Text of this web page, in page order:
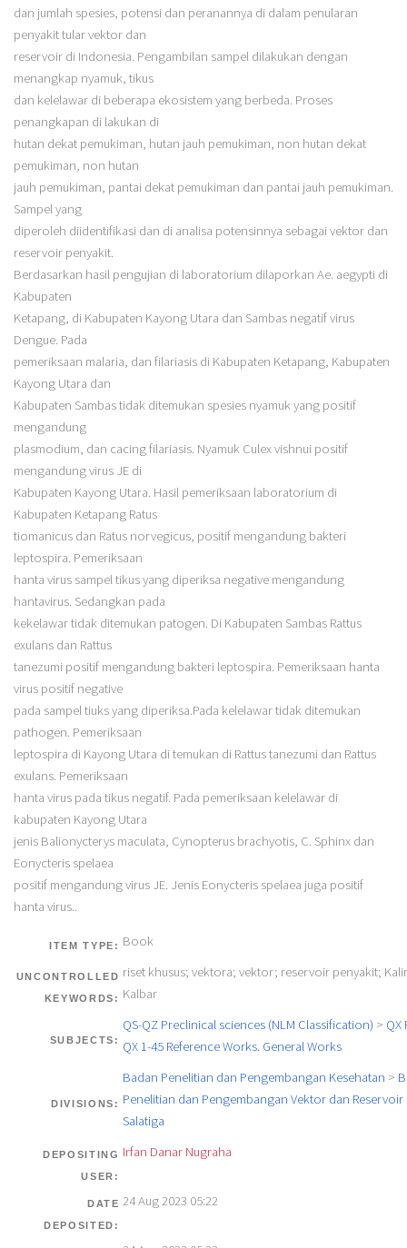
dan jumlah spesies, potensi dan peranannya di dalam penularan
penyakit tular vektor dan
reservoir di Indonesia. Pengambilan sampel dilakukan dengan
menangkap nyamuk, tikus
dan kelelawar di beberapa ekosistem yang berbeda. Proses
penangkapan di lakukan di
hutan dekat pemukiman, hutan jauh pemukiman, non hutan dekat
pemukiman, non hutan
jauh pemukiman, pantai dekat pemukiman dan pantai jauh pemukiman.
Sampel yang
diperoleh diidentifikasi dan di analisa potensinnya sebagai vektor dan
reservoir penyakit.
Berdasarkan hasil pengujian di laboratorium dilaporkan Ae. aegypti di
Kabupaten
Ketapang, di Kabupaten Kayong Utara dan Sambas negatif virus
Dengue. Pada
pemeriksaan malaria, dan filariasis di Kabupaten Ketapang, Kabupaten
Kayong Utara dan
Kabupaten Sambas tidak ditemukan spesies nyamuk yang positif
mengandung
plasmodium, dan cacing filariasis. Nyamuk Culex vishnui positif
mengandung virus JE di
Kabupaten Kayong Utara. Hasil pemeriksaan laboratorium di
Kabupaten Ketapang Ratus
tiomanicus dan Ratus norvegicus, positif mengandung bakteri
leptospira. Pemeriksaan
hanta virus sampel tikus yang diperiksa negative mengandung
hantavirus. Sedangkan pada
kekelawar tidak ditemukan patogen. Di Kabupaten Sambas Rattus
exulans dan Rattus
tanezumi positif mengandung bakteri leptospira. Pemeriksaan hanta
virus positif negative
pada sampel tiuks yang diperiksa.Pada kelelawar tidak ditemukan
pathogen. Pemeriksaan
leptospira di Kayong Utara di temukan di Rattus tanezumi dan Rattus
exulans. Pemeriksaan
hanta virus pada tikus negatif. Pada pemeriksaan kelelawar di
kabupaten Kayong Utara
jenis Balionycterys maculata, Cynopterus brachyotis, C. Sphinx dan
Eonycteris spelaea
positif mengandung virus JE. Jenis Eonycteris spelaea juga positif
hanta virus..
ITEM TYPE: Book
UNCONTROLLED
KEYWORDS:
riset khusus; vektora; vektor; reservoir penyakit;
Kalbar
SUBJECTS:
QS-QZ Preclinical sciences (NLM Classification) > QX
QX 1-45 Reference Works. General Works
DIVISIONS:
Badan Penelitian dan Pengembangan Kesehatan >
Penelitian dan Pengembangan Vektor dan Reservoir
Salatiga
DEPOSITING
USER:
Irfan Danar Nugraha
DATE
DEPOSITED:
24 Aug 2023 05:22